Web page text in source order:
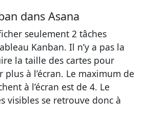
dans Asana
seulement 2 tâches
Kanban. Il n’y a pas la
la taille des cartes pour
à l’écran. Le maximum de
à l’écran est de 4. Le
visibles se retrouve donc à